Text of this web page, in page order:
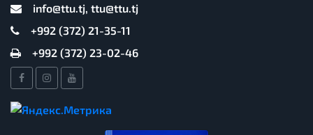
info@ttu.tj, ttu@ttu.tj
+992 (372) 21-35-11
+992 (372) 23-02-46